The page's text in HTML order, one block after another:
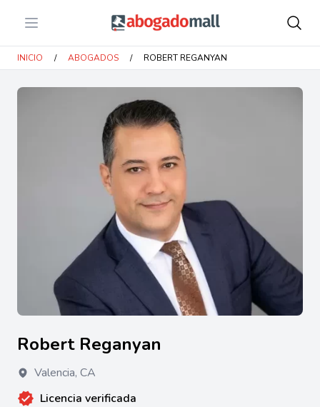
Open menu Abogadomall
INICIO / ABOGADOS / ROBERT REGANYAN
Robert Reganyan
Valencia, CA
Licencia verificada